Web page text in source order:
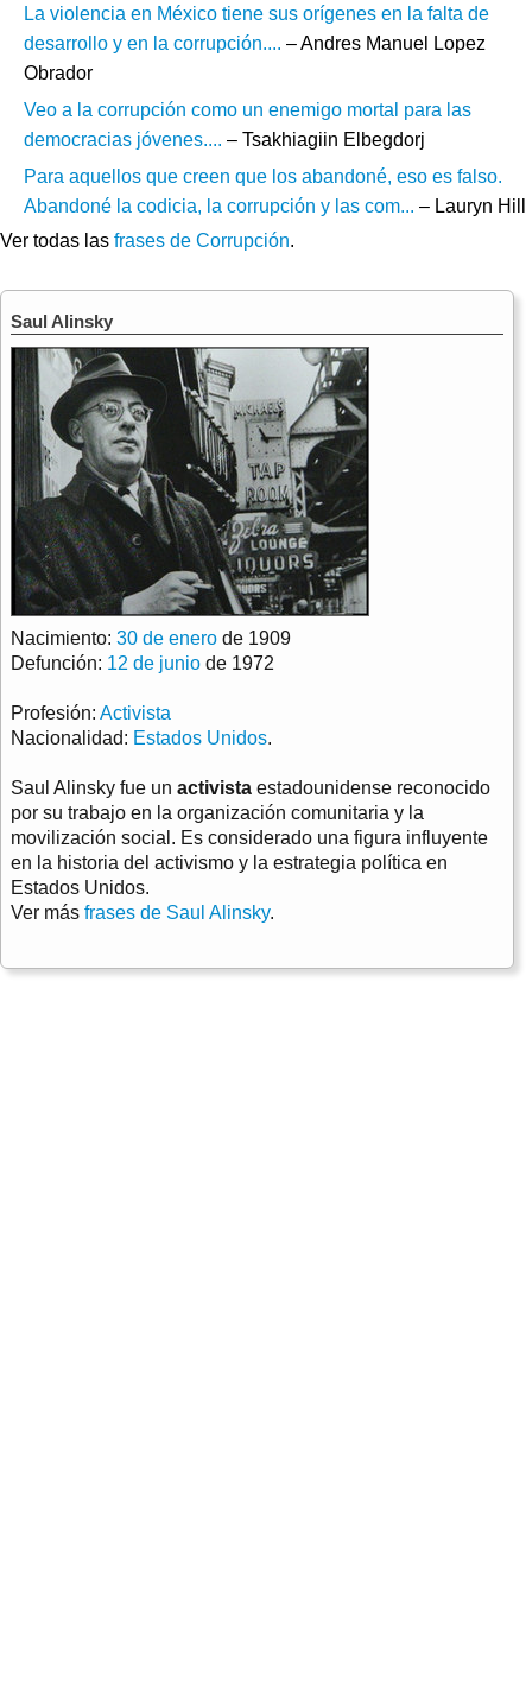
La violencia en México tiene sus orígenes en la falta de
desarrollo y en la corrupción.... – Andres Manuel Lopez
Obrador
Veo a la corrupción como un enemigo mortal para las
democracias jóvenes.... – Tsakhiagiin Elbegdorj
Para aquellos que creen que los abandoné, eso es falso.
Abandoné la codicia, la corrupción y las com... – Lauryn Hill
Ver todas las frases de Corrupción.
Saul Alinsky
Nacimiento: 30 de enero de 1909
Defunción: 12 de junio de 1972
Profesión: Activista
Nacionalidad: Estados Unidos.
Saul Alinsky fue un activista estadounidense reconocido
por su trabajo en la organización comunitaria y la
movilización social. Es considerado una figura influyente
en la historia del activismo y la estrategia política en
Estados Unidos.
Ver más frases de Saul Alinsky.